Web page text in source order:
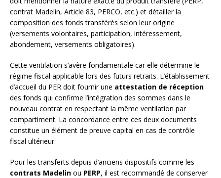
contrat Madelin, Article 83, PERCO, etc.) et détailler la
composition des fonds transférés selon leur origine
(versements volontaires, participation, intéressement,
abondement, versements obligatoires).
Cette ventilation s’avère fondamentale car elle détermine le
régime fiscal applicable lors des futurs retraits. L’établissement
d’accueil du PER doit fournir une attestation de réception
des fonds qui confirme l’intégration des sommes dans le
nouveau contrat en respectant la même ventilation par
compartiment. La concordance entre ces deux documents
constitue un élément de preuve capital en cas de contrôle
fiscal ultérieur.
Pour les transferts depuis d’anciens dispositifs comme les
contrats Madelin ou PERP, il est recommandé de conserver